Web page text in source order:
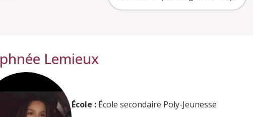
Lemieux
École :École secondaire Poly-Jeunesse